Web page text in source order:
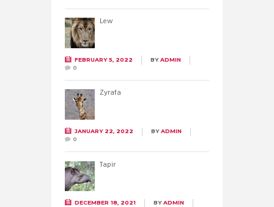
Lew
FEBRUARY 5, 2022 BYADMIN
0
Żyrafa
JANUARY 22, 2022 BYADMIN
0
Tapir
DECEMBER 18, 2021 BYADMIN